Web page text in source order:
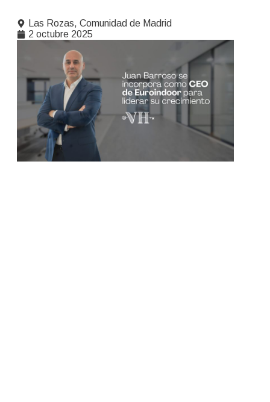
Las Rozas, Comunidad de Madrid
2 octubre 2025